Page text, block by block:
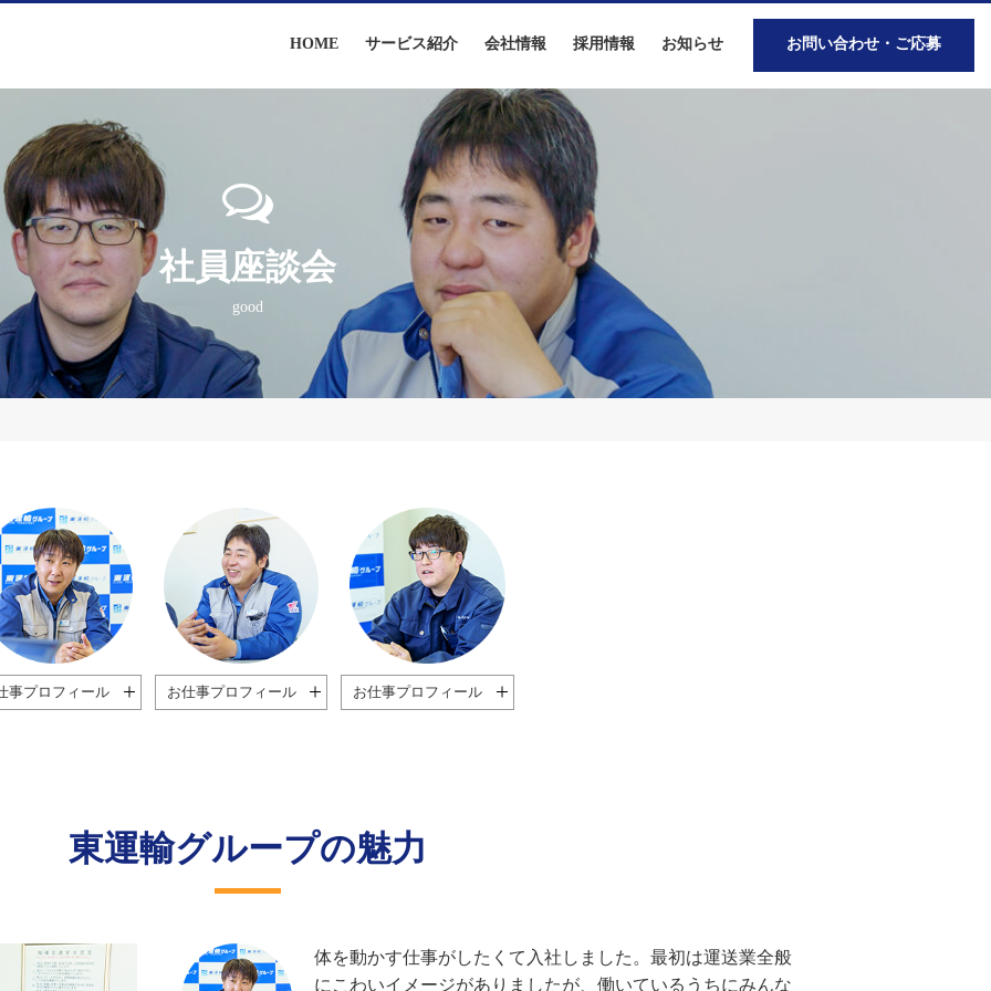
HOME サービス紹介 会社情報 採用情報 お知らせ お問い合わせ・ご応募
社員座談会
good
事プロフィール お仕事プロフィール お仕事プロフィール
東運輸グループの魅力
体を動かす仕事がしたくて入社しました。最初は運送業全般
にこわいイメージがありましたが、働いているうちにみんな